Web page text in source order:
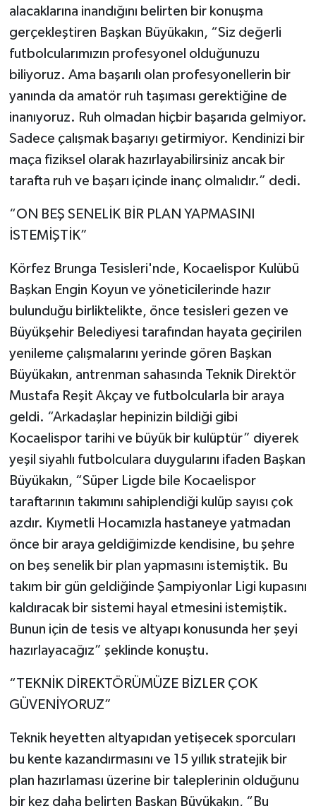
alacaklarına inandığını belirten bir konuşma
gerçekleştiren Başkan Büyükakın, “Siz değerli
futbolcularımızın profesyonel olduğunuzu
biliyoruz. Ama başarılı olan profesyonellerin bir
yanında da amatör ruh taşıması gerektiğine de
inanıyoruz. Ruh olmadan hiçbir başarıda gelmiyor.
Sadece çalışmak başarıyı getirmiyor. Kendinizi bir
maça fiziksel olarak hazırlayabilirsiniz ancak bir
tarafta ruh ve başarı içinde inanç olmalıdır.” dedi.
“ON BEŞ SENELİK BİR PLAN YAPMASINI
İSTEMİŞTİK”
Körfez Brunga Tesisleri'nde, Kocaelispor Kulübü
Başkan Engin Koyun ve yöneticilerinde hazır
bulunduğu birliktelikte, önce tesisleri gezen ve
Büyükşehir Belediyesi tarafından hayata geçirilen
yenileme çalışmalarını yerinde gören Başkan
Büyükakın, antrenman sahasında Teknik Direktör
Mustafa Reşit Akçay ve futbolcularla bir araya
geldi. “Arkadaşlar hepinizin bildiği gibi
Kocaelispor tarihi ve büyük bir kulüptür” diyerek
yeşil siyahlı futbolculara duygularını ifaden Başkan
Büyükakın, “Süper Ligde bile Kocaelispor
taraftarının takımını sahiplendiği kulüp sayısı çok
azdır. Kıymetli Hocamızla hastaneye yatmadan
önce bir araya geldiğimizde kendisine, bu şehre
on beş senelik bir plan yapmasını istemiştik. Bu
takım bir gün geldiğinde Şampiyonlar Ligi kupasını
kaldıracak bir sistemi hayal etmesini istemiştik.
Bunun için de tesis ve altyapı konusunda her şeyi
hazırlayacağız” şeklinde konuştu.
“TEKNİK DİREKTÖRÜMÜZE BİZLER ÇOK
GÜVENİYORUZ”
Teknik heyetten altyapıdan yetişecek sporcuları
bu kente kazandırmasını ve 15 yıllık stratejik bir
plan hazırlaması üzerine bir taleplerinin olduğunu
bir kez daha belirten Başkan Büyükakın, “Bu